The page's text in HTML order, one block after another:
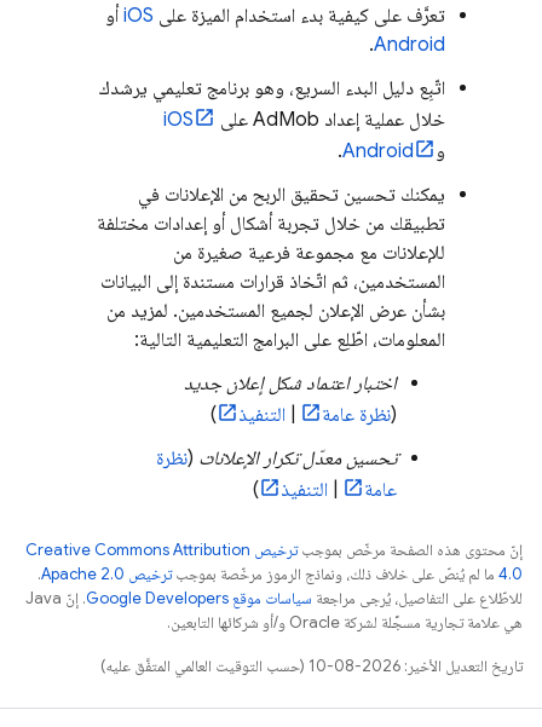
تعرَّف على كيفية بدء استخدام الميزة على iOS أو
Android
.
اتّبِع دليل البدء السريع، وهو برنامج تعليمي يرشدك
خلال عملية إعداد AdMob على
iOS
و
Android
.
يمكنك تحسين تحقيق الربح من الإعلانات في
تطبيقك من خلال تجربة أشكال أو إعدادات مختلفة
للإعلانات مع مجموعة فرعية صغيرة من
المستخدمين، ثم اتّخاذ قرارات مستندة إلى البيانات
بشأن عرض الإعلان لجميع المستخدمين. لمزيد من
المعلومات، اطّلِع على البرامج التعليمية التالية:
اختبار اعتماد شكل إعلان جديد
(نظرة عامة التنفيذ
)
تحسين معدّل تكرار الإعلانات (نظرة
عامة
التنفيذ )
إنّ محتوى هذه الصفحة مرخّص بموجب
ترخيص Creative Commons Attribution
4.0‏ ما لم يُنصّ على خلاف ذلك، ونماذج الرموز مرخّصة بموجبترخيص Apache 2.0‏
.
للاطّلاع على التفاصيل، يُرجى مراجعة سياسات موقع Google Developers‏
. إنّ Java
هي علامة تجارية مسجَّلة لشركة Oracle و/أو شركائها التابعين.
تاريخ التعديل الأخير: 2026-08-10 (حسب التوقيت العالمي المتفَّق عليه)